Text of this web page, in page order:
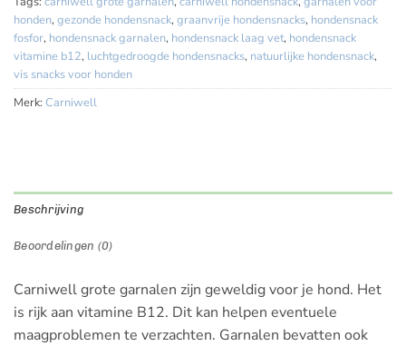
honden, gezonde hondensnack, graanvrije hondensnacks, hondensnack
fosfor, hondensnack garnalen, hondensnack laag vet, hondensnack
vitamine b12, luchtgedroogde hondensnacks, natuurlijke hondensnack,
vis snacks voor honden
Merk: Carniwell
Beschrijving
Beoordelingen (0)
Carniwell grote garnalen zijn geweldig voor je hond. Het
is rijk aan vitamine B12. Dit kan helpen eventuele
maagproblemen te verzachten. Garnalen bevatten ook